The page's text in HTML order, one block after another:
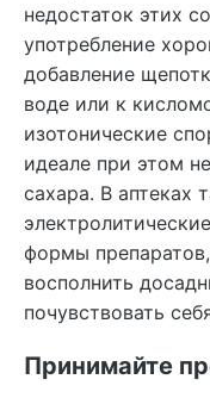
недостаток этих
употребление
добавление
воде или к
изотонические
идеале при этом
сахара. В аптеках
формы
восполнить
почувствовать
Принимайте